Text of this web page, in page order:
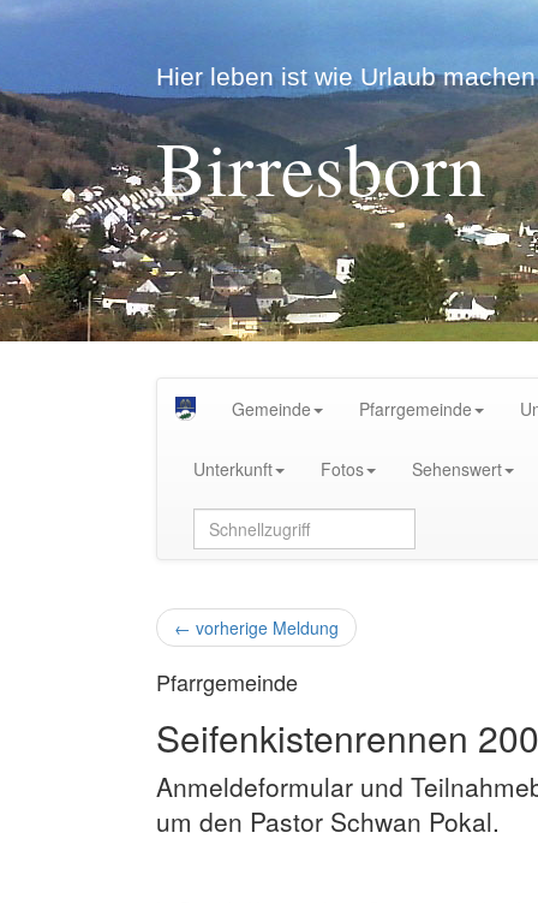
Hier leben ist wie Urlaub
Birresborn
Gemeinde Pfarrgemeinde
Unterkunft Fotos Sehenswert
← vorherige Meldung
Pfarrgemeinde
Seifenkistenrennen
Anmeldeformular und
um den Pastor Schwan Pokal.